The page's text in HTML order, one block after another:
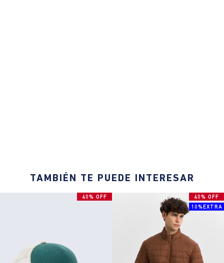
TAMBIÉN TE PUEDE INTERESAR
40% OFF
40% OFF
10%EXTRA